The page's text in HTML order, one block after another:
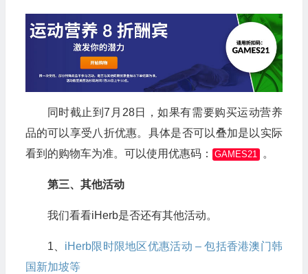
同时截止到7月28日，如果有需要购买运动营养
品的可以享受八折优惠。具体是否可以叠加是以实际
看到的购物车为准。可以使用优惠码：
GAMES21 。
第三、其他活动
我们看看iHerb是否还有其他活动。
1、 iHerb限时限地区优惠活动 – 包括香港澳门韩
国新加坡等